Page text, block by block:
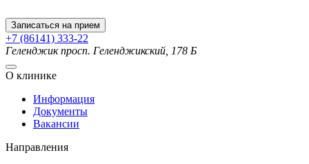
Записаться на прием
+7 (86141) 333-22
Геленджикпросп. Геленджикский, 178 Б
О клинике
Информация
Документы
Вакансии
Направления